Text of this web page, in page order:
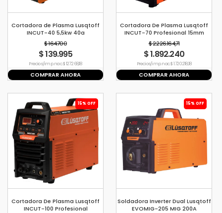
Cortadora de Plasma Lusqtoff
INCUT-40 5,5kw 40a
$ 164.700
$ 139.995
Precio s/imp. nac. $ 127.268,18
COMPRAR AHORA
Cortadora De Plasma Lusqtoff
INCUT-70 Profesional 15mm
$ 2.226.164,71
$ 1.892.240
Precio s/imp. nac. $ 1.720.218,18
COMPRAR AHORA
15% OFF
Cortadora De Plasma Lusqtoff
INCUT-100 Profesional
15% OFF
Soldadora Inverter Dual Lusqtoff
EVOMIG-205 MIG 200A